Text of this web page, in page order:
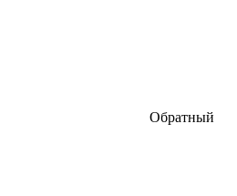
Обратный